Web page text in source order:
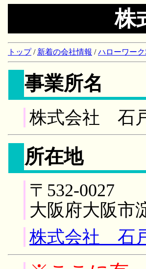
株
トップ/ 新着の会社情報 /ハローワーク
事業所名
株式会社 石
所在地
〒532-0027
大阪府大阪市
株式会社 石